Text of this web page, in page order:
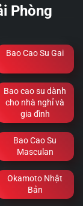
Phòng
Bao Cao Su Gai
Bao cao su dành
cho nhà nghỉ và
gia đình
Bao Cao Su
Masculan
Okamoto Nhật
Bản